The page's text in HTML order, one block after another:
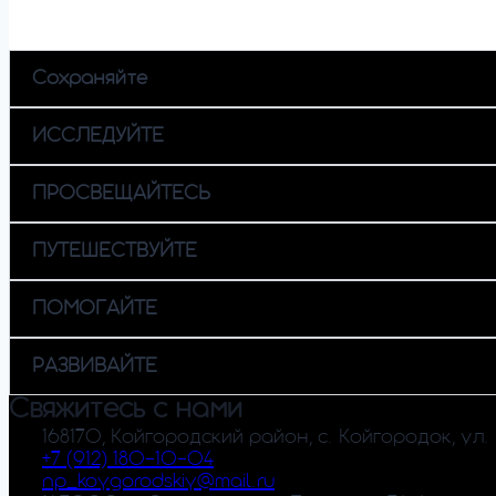
Сохраняйте
ИССЛЕДУЙТЕ
ПРОСВЕЩАЙТЕСЬ
ПУТЕШЕСТВУЙТЕ
ПОМОГАЙТЕ
РАЗВИВАЙТЕ
Свяжитесь с нами
168170, Койгородский район, с. Койгородок, ул.
+7 (912) 180-10-04
np_koygorodskiy@mail.ru